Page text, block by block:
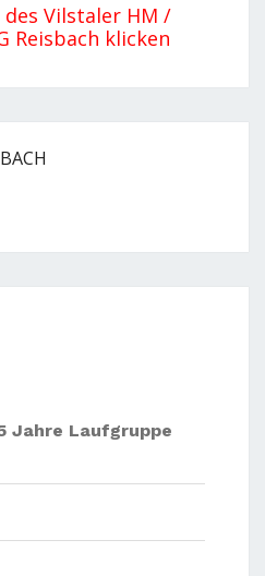
Vilstaler HM /
Reisbach klicken
Jahre Laufgruppe